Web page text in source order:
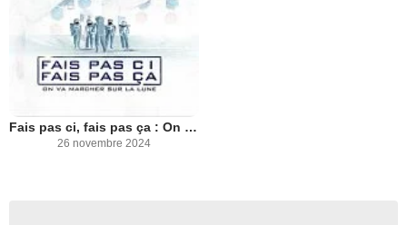
Fais pas ci, fais pas ça : On va marcher sur la Lune
26 novembre 2024